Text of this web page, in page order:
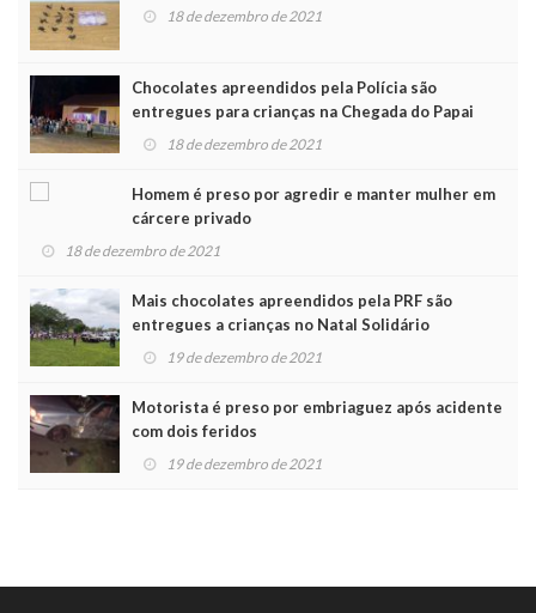
18 de dezembro de 2021
Chocolates apreendidos pela Polícia são
entregues para crianças na Chegada do Papai
Noel
18 de dezembro de 2021
Homem é preso por agredir e manter mulher em
cárcere privado
18 de dezembro de 2021
Mais chocolates apreendidos pela PRF são
entregues a crianças no Natal Solidário
19 de dezembro de 2021
Motorista é preso por embriaguez após acidente
com dois feridos
19 de dezembro de 2021